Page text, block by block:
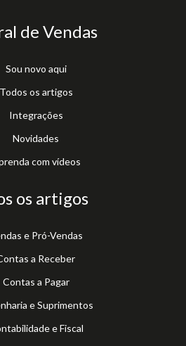
de Vendas
Sou novo aqui
Todos os artigos
Integrações
Novidades
com vídeos
os artigos
e Pró-Vendas
a Receber
Contas a Pagar
e Suprimentos
e Fiscal